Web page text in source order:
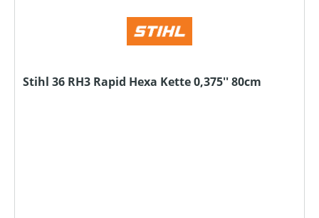
Stihl 36 RH3 Rapid Hexa Kette 0,375'' 80cm